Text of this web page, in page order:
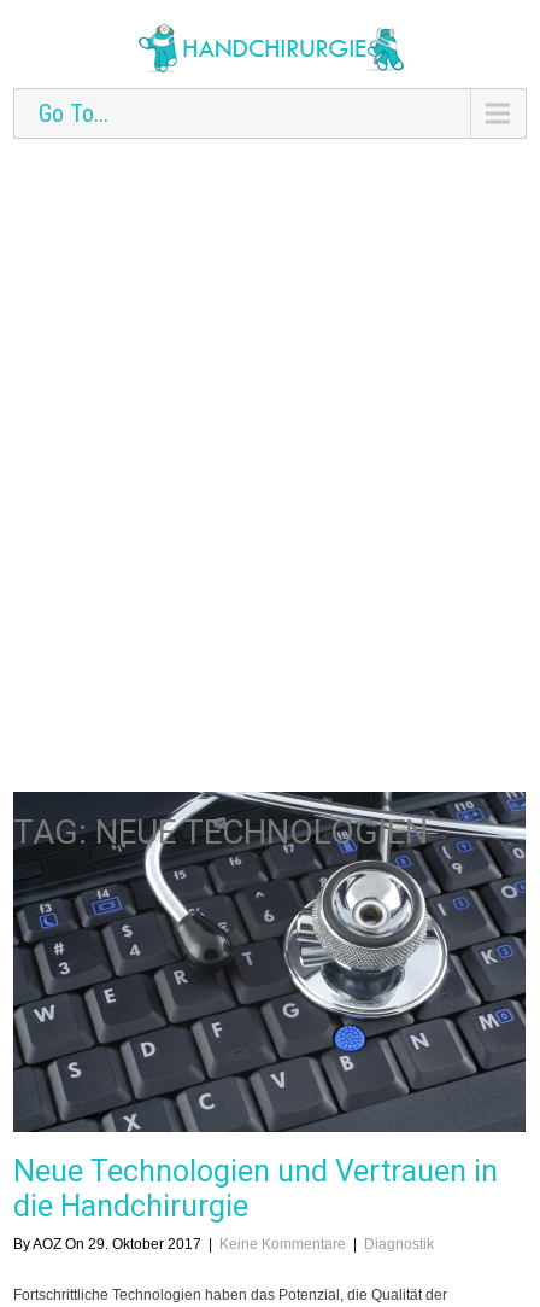
Go To...
TAG: NEUE TECHNOLOGIEN
Neue Technologien und Vertrauen in
die Handchirurgie
By AOZ On 29. Oktober 2017 Keine Kommentare Diagnostik
Fortschrittliche Technologien haben das Potenzial, die Qualität der